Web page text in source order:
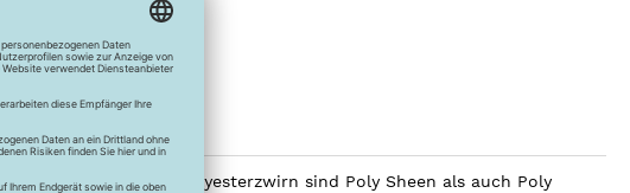
den trilobalen Polyesterzwirn sind Poly Sheen als auch Poly